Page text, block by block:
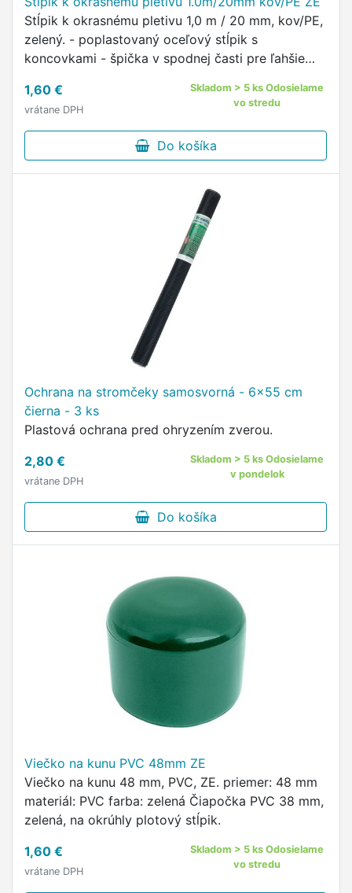
Stĺpik k okrasnému pletivu 1,0 m / 20 mm, kov/PE,
zelený. - poplastovaný oceľový stĺpik s
koncovkami - špička v spodnej časti pre ľahšie
časti Poplastovaný …
1,60 €
vrátane DPH
Skladom > 5 ks Odosielame
vo stredu
Do košíka
Ochrana na stromčeky samosvorná - 6x55 cm
čierna - 3 ks
Plastová ochrana pred ohryzením zverou.
2,80 €
vrátane DPH
Skladom > 5 ks Odosielame
v pondelok
Do košíka
Viečko na kunu PVC 48mm ZE
Viečko na kunu 48 mm, PVC, ZE. priemer: 48 mm
materiál: PVC farba: zelená Čiapočka PVC 38 mm,
zelená, na okrúhly plotový stĺpik.
1,60 €
vrátane DPH
Skladom > 5 ks Odosielame
vo stredu